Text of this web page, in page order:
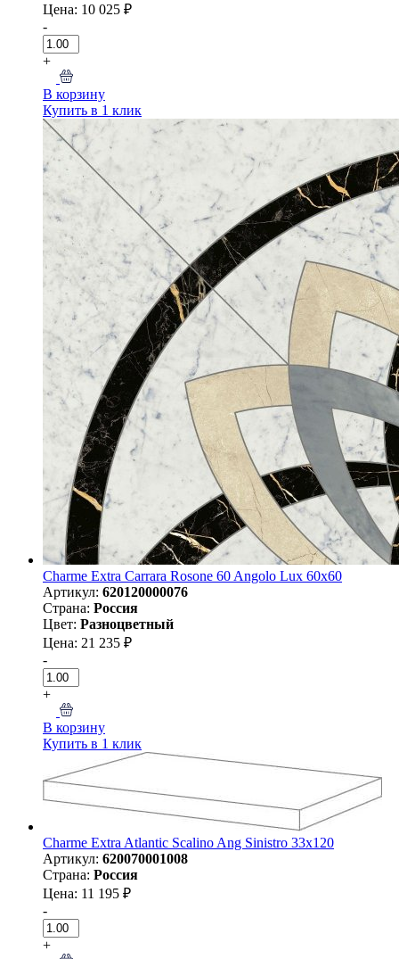
Цена: 10 025 ₽
-
+
В корзину
Купить в 1 клик
Charme Extra Carrara Rosone 60 Angolo Lux 60х60
Артикул: 620120000076
Страна: Россия
Цвет: Разноцветный
Цена: 21 235 ₽
-
+
В корзину
Купить в 1 клик
Charme Extra Atlantic Scalino Ang Sinistro 33x120
Артикул: 620070001008
Страна: Россия
Цена: 11 195 ₽
-
+